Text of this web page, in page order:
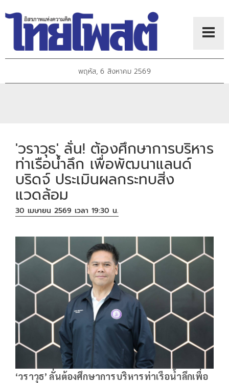
พฤหัส, 6 สิงหาคม 2569
'วราวุธ' ลั่น! ต้องศึกษาการบริหาร
ท่าเรือน้ำลึก เพื่อพัฒนาแลนด์
บริดจ์ ประเมินผลกระทบสิ่ง
แวดล้อม
30 เมษายน 2569 เวลา 19:30 น.
‘วราวุธ’ลั่นต้องศึกษาการบริหารท่าเรือน้ำลึกเพื่อ